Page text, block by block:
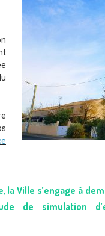
Ville s’engage à
de simulation